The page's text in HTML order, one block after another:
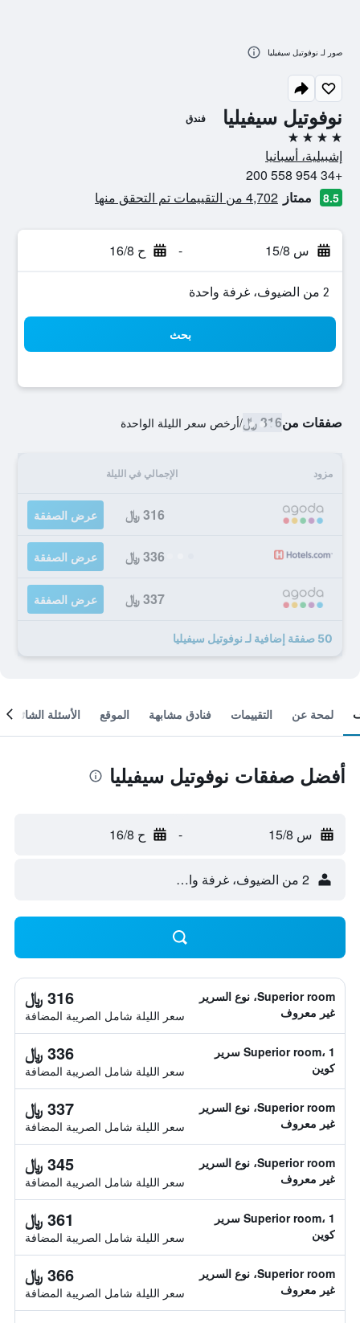
نوفوتيل سيفيليا فندق
4 نجوم
إشبيلية، أسبانيا
+34 954 558 200
8.5 ممتاز 4,702 من التقييمات تم التحقق منها
س 15/8 - ح 16/8
2 من الضيوف، غرفة واحدة
بحث
صفقات من316 ﷼ /أرخص سعر الليلة الواحدة
مزود الإجمالي في الليلة
316 ﷼ عرض الصفقة
336 ﷼ عرض الصفقة
337 ﷼ عرض الصفقة
50 صفقة إضافية لـ نوفوتيل سيفيليا
صور لـ نوفوتيل سيفيليا
لمحة عن التقييمات فنادق مشابهة الموقع الأسئلة الشائعة
أفضل صفقات نوفوتيل سيفيليا
س 15/8 - ح 16/8
2 من الضيوف، غرفة واحدة
Superior room، نوع السرير
غير معروف
316 ﷼
سعر الليلة شامل الصريبة المضافة
Superior room، 1 سرير
كوين
336 ﷼
سعر الليلة شامل الصريبة المضافة
Superior room، نوع السرير
غير معروف
337 ﷼
سعر الليلة شامل الصريبة المضافة
Superior room، نوع السرير
غير معروف
345 ﷼
سعر الليلة شامل الصريبة المضافة
Superior room، 1 سرير
كوين
361 ﷼
سعر الليلة شامل الصريبة المضافة
Superior room، نوع السرير
غير معروف
366 ﷼
سعر الليلة شامل الصريبة المضافة